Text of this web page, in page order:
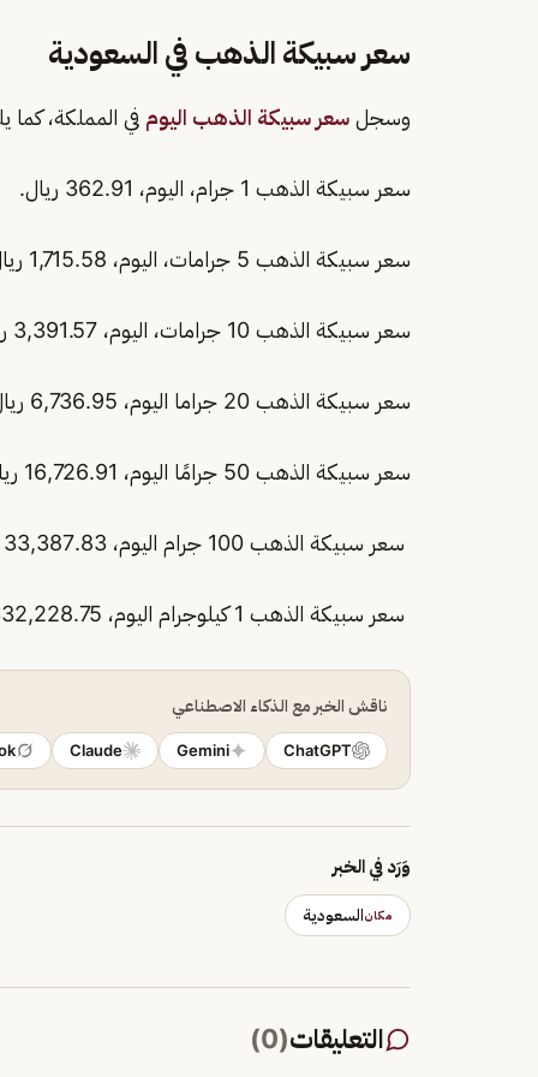
سعر سبيكة الذهب في السعودية
وسجل سعر سبيكة الذهب اليوم في المملكة، كما
سعر سبيكة الذهب 1 جرام، اليوم، 362.91 ريال.
سعر سبيكة الذهب 5 جرامات، اليوم، 1,715.58 ريال.
سعر سبيكة الذهب 10 جرامات، اليوم، 3,391.57 ريال.
سعر سبيكة الذهب 20 جراما اليوم، 6,736.95 ريال.
سعر سبيكة الذهب 50 جرامًا اليوم، 16,726.91 ريال.
سعر سبيكة الذهب 100 جرام اليوم، 33,387.83 ريال.
سعر سبيكة الذهب 1 كيلوجرام اليوم، 332,228.75 ريال.
ناقش الخبر مع الذكاء الاصطناعي
ChatGPT
Gemini
Claude
وَرَد في الخبر
مكانالسعودية
التعليقات(
0
)